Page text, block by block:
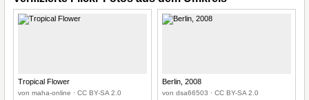
Tropical Flower
von maha-online · CC BY-SA 2.0
Berlin, 2008
von dsa66503 · CC BY-SA 2.0